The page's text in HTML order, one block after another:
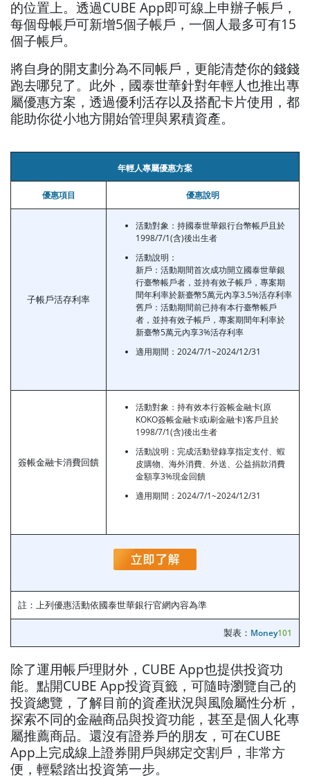
的位置上。透過CUBE App即可線上申辦子帳戶，
每個母帳戶可新增5個子帳戶，一個人最多可有15
個子帳戶。
將自身的開支劃分為不同帳戶，更能清楚你的錢錢
跑去哪兒了。此外，國泰世華針對年輕人也推出專
屬優惠方案，透過優利活存以及搭配卡片使用，都
能助你從小地方開始管理與累積資產。
年輕人專屬優惠方案
優惠項目 優惠說明
子帳戶活存利率
活動對象：持國泰世華銀行台幣帳戶且於
1998/7/1(含)後出生者
活動說明：
新戶：活動期間首次成功開立國泰世華銀
行臺幣帳戶者，並持有效子帳戶，專案期
間年利率於新臺幣5萬元內享3.5%活存利率
舊戶：活動期間前已持有本行臺幣帳戶
者，並持有效子帳戶，專案期間年利率於
新臺幣5萬元內享3%活存利率
適用期間：2024/7/1~2024/12/31
簽帳金融卡消費回饋
活動對象：持有效本行簽帳金融卡(原
KOKO簽帳金融卡或i刷金融卡)客戶且於
1998/7/1(含)後出生者
活動說明：完成活動登錄享指定支付、蝦
皮購物、海外消費、外送、公益捐款消費
金額享3%現金回饋
適用期間：2024/7/1~2024/12/31
註：上列優惠活動依國泰世華銀行官網內容為準
製表： Money101
除了運用帳戶理財外，CUBE App也提供投資功
能。點開CUBE App投資頁籤，可隨時瀏覽自己的
投資總覽，了解目前的資產狀況與風險屬性分析，
探索不同的金融商品與投資功能，甚至是個人化專
屬推薦商品。還沒有證券戶的朋友，可在CUBE
App上完成線上證券開戶與綁定交割戶，非常方
便，輕鬆踏出投資第一步。